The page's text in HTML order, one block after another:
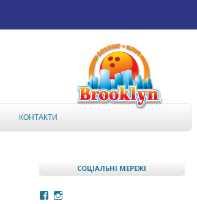
КОНТАКТИ
СОЦІАЛЬНІ МЕРЕЖІ
Facebook
Instagram